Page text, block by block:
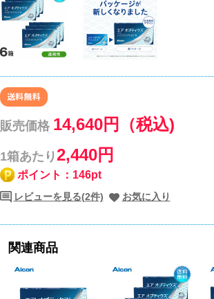
販売価格 14,640円（税込)
1箱あたり 2,440円
ポイント：146pt
レビューを見る(2件) お気に入り
関連商品